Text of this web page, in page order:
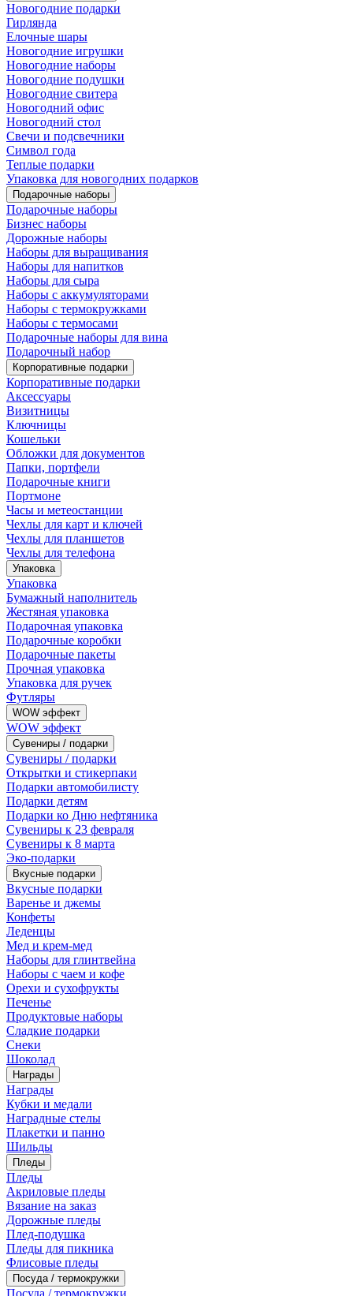
Новогодние подарки
Гирлянда
Елочные шары
Новогодние игрушки
Новогодние наборы
Новогодние подушки
Новогодние свитера
Новогодний офис
Новогодний стол
Свечи и подсвечники
Символ года
Теплые подарки
Упаковка для новогодних подарков
Подарочные наборы
Подарочные наборы
Бизнес наборы
Дорожные наборы
Наборы для выращивания
Наборы для напитков
Наборы для сыра
Наборы с аккумуляторами
Наборы с термокружками
Наборы с термосами
Подарочные наборы для вина
Подарочный набор
Корпоративные подарки
Корпоративные подарки
Аксессуары
Визитницы
Ключницы
Кошельки
Обложки для документов
Папки, портфели
Подарочные книги
Портмоне
Часы и метеостанции
Чехлы для карт и ключей
Чехлы для планшетов
Чехлы для телефона
Упаковка
Упаковка
Бумажный наполнитель
Жестяная упаковка
Подарочная упаковка
Подарочные коробки
Подарочные пакеты
Прочная упаковка
Упаковка для ручек
Футляры
WOW эффект
WOW эффект
Сувениры / подарки
Сувениры / подарки
Открытки и стикерпаки
Подарки автомобилисту
Подарки детям
Подарки ко Дню нефтяника
Сувениры к 23 февраля
Сувениры к 8 марта
Эко-подарки
Вкусные подарки
Вкусные подарки
Варенье и джемы
Конфеты
Леденцы
Мед и крем-мед
Наборы для глинтвейна
Наборы с чаем и кофе
Орехи и сухофрукты
Печенье
Продуктовые наборы
Сладкие подарки
Снеки
Шоколад
Награды
Награды
Кубки и медали
Наградные стелы
Плакетки и панно
Шильды
Пледы
Пледы
Акриловые пледы
Вязание на заказ
Дорожные пледы
Плед-подушка
Пледы для пикника
Флисовые пледы
Посуда / термокружки
Посуда / термокружки